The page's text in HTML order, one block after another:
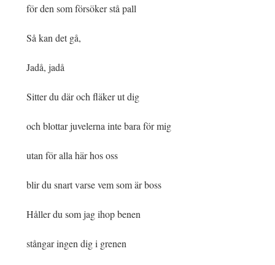
för den som försöker stå pall
Så kan det gå,
Jadå, jadå
Sitter du där och fläker ut dig
och blottar juvelerna inte bara för mig
utan för alla här hos oss
blir du snart varse vem som är boss
Håller du som jag ihop benen
stångar ingen dig i grenen